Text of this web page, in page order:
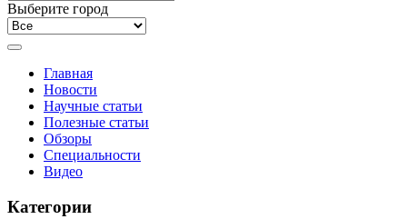
Выберите город
Главная
Новости
Научные статьи
Полезные статьи
Обзоры
Специальности
Видео
Категории